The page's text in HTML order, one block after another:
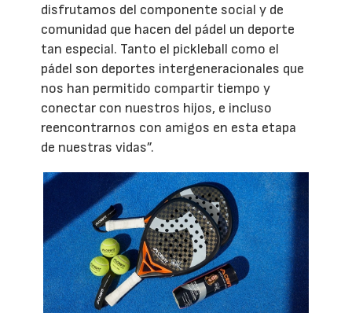
disfrutamos del componente social y de
comunidad que hacen del pádel un deporte
tan especial. Tanto el pickleball como el
pádel son deportes intergeneracionales que
nos han permitido compartir tiempo y
conectar con nuestros hijos, e incluso
reencontrarnos con amigos en esta etapa
de nuestras vidas”.